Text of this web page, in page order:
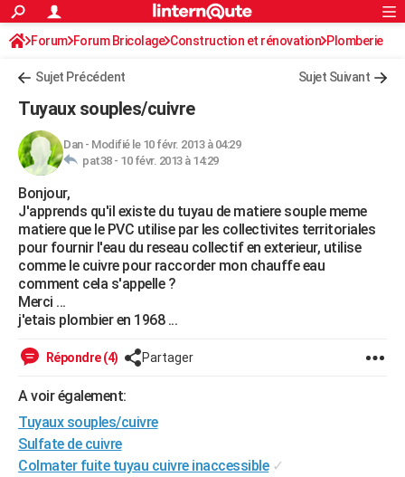
ACTUALITÉS
Politique
Société
Faits Divers
Education
Monde
Villes
+
FINANCE
Retraite
Impôts
Epargne
Immobilier
Risques naturels par ville
Banque
Assurance
Crédit
AUTO
Essais
Réserver un essai
Citadines
Berlines
SUV
Forum auto
+HIGH-TECH
Mobiles
Meilleur smartphone
Internet
Ordinateurs
Jeux vidéo
Guide high-tech
+BRICOLAGE
Forum
Aménagement intérieur
Extérieur
Cuisine
Salle de bains
Jardinage
Rangement
WEEK-END
Guides de France
Escapades
Patrimoine
Expositions
Musées
Week-end nature
+LIFESTYLE
Art de vivre
Bien-être
Loisirs
Mode
Modes de vie
SANTE
VOYAGE
Destinations
City break
Voyage nature
Voyage de noces
Forum
Climat
PHOTO
GUIDES D'ACHAT
Rechercher
S'inscrire
Connexion
Forum Forum Bricolage Construction et rénovation Plomberie
Sujet Précédent Sujet Suivant
Tuyaux souples/cuivre
Dan- Modifié le 10 févr. 2013 à 04:29
pat38 - 10 févr. 2013 à 14:29
Bonjour,
J'apprends qu'il existe du tuyau de matiere souple meme
matiere que le PVC utilise par les collectivites territoriales
pour fournir l'eau du reseau collectif en exterieur, utilise
comme le cuivre pour raccorder mon chauffe eau
comment cela s'appelle ?
Merci ...
j'etais plombier en 1968 ...
Répondre (4) Partager
A voir également:
Tuyaux souples/cuivre
Sulfate de cuivre
Colmater fuite tuyau cuivre inaccessible ✓